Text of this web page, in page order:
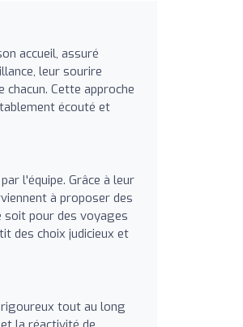
accueil, assuré
leur sourire
Cette approche
écouté et
l'équipe. Grâce à leur
à proposer des
soit pour des voyages
des choix judicieux et
tout au long